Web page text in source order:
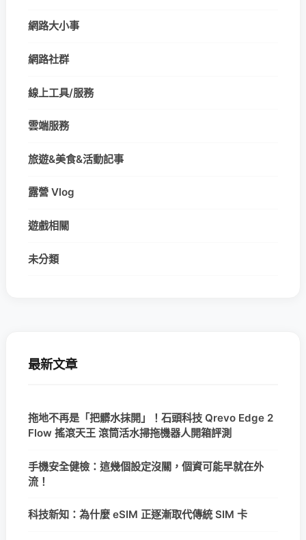
網路大小事
網路社群
線上工具/服務
雲端服務
旅遊&美食&活動記事
露營 Vlog
遊戲相關
未分類
最新文章
拖地不再是「把髒水抹開」！石頭科技 Qrevo Edge 2
Flow 搖滾天王 滾筒活水掃拖機器人開箱評測
手機安全健檢：這幾個設定沒關，個資可能早就在外
流！
科技新知：為什麼 eSIM 正逐漸取代傳統 SIM 卡